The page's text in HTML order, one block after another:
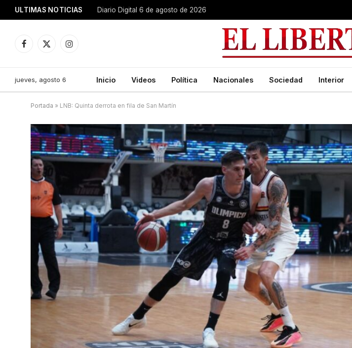
ULTIMAS NOTICIAS Diario Digital 6 de agosto de 2026
Facebook
X
Instagram
jueves, agosto 6 Inicio Videos Política Nacionales Sociedad Interior
Portada » LNB: Quinta derrota en fila de San Martín